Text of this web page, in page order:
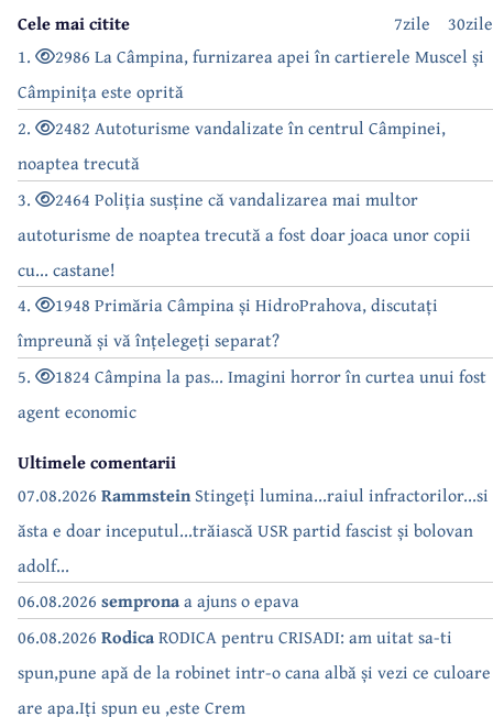
30zile
7zile
Cele mai citite
1.
2986 La Câmpina, furnizarea apei în cartierele Muscel și
Câmpinița este oprită
2.
2482 Autoturisme vandalizate în centrul Câmpinei,
noaptea trecută
3.
2464 Poliția susține că vandalizarea mai multor
autoturisme de noaptea trecută a fost doar joaca unor copii
cu... castane!
4.
1948 Primăria Câmpina și HidroPrahova, discutați
împreună și vă înțelegeți separat?
5.
1824 Câmpina la pas... Imagini horror în curtea unui fost
agent economic
Ultimele comentarii
07.08.2026 RammsteinStingeți lumina...raiul infractorilor...si
ăsta e doar inceputul...trăiască USR partid fascist și bolovan
adolf...
06.08.2026 sempronaa ajuns o epava
06.08.2026 RodicaRODICA pentru CRISADI: am uitat sa-ti
spun,pune apă de la robinet intr-o cana albă și vezi ce culoare
are apa.Iți spun eu ,este Crem